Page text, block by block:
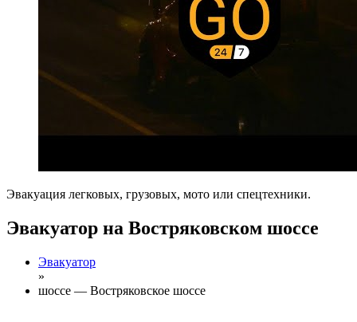
Эвакуация легковых, грузовых, мото или спецтехники.
Эвакуатор на Востряковском шоссе
Эвакуатор
»
шоссе — Востряковское шоссе